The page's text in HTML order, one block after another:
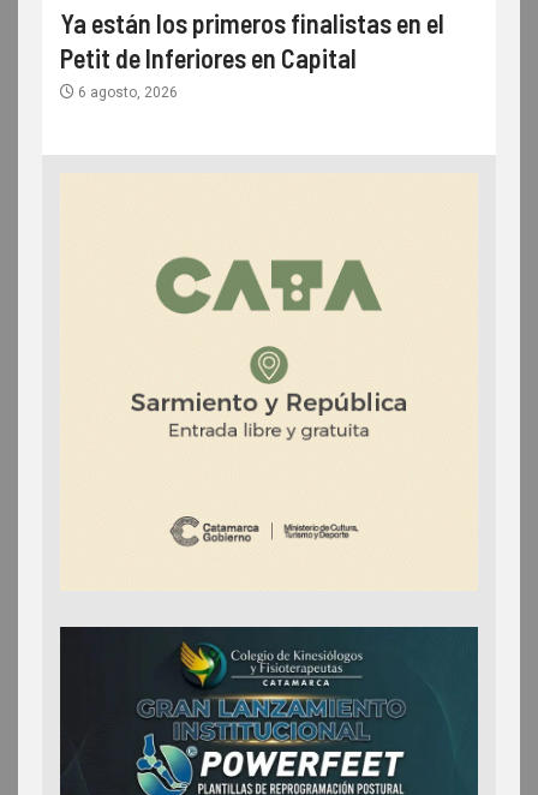
Ya están los primeros finalistas en el
Petit de Inferiores en Capital
6 agosto, 2026